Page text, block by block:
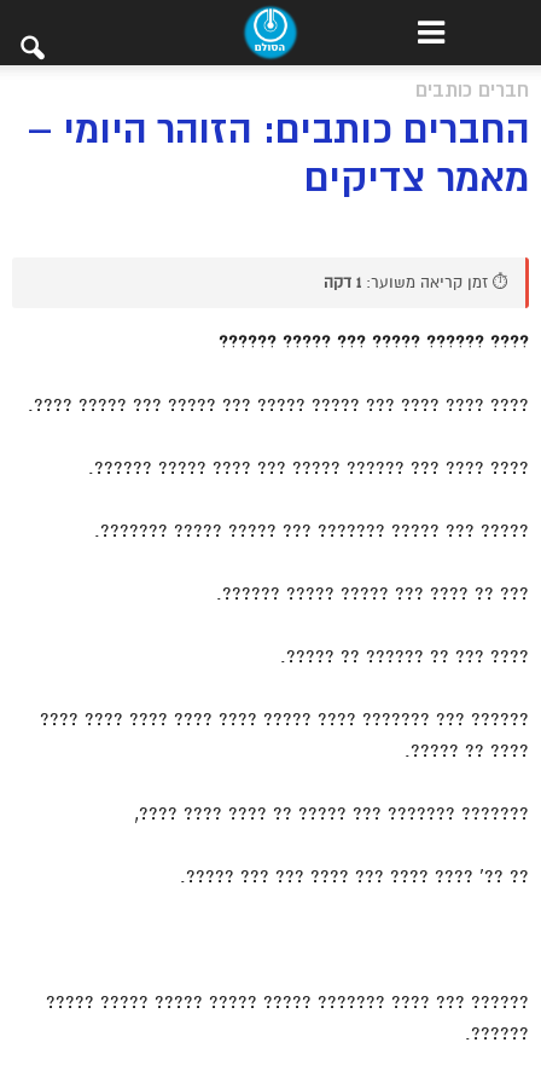
חברים כותבים
החברים כותבים: הזוהר היומי –
מאמר צדיקים
⏱️ זמן קריאה משוער: 1 דקה
???? ?????? ????? ??? ????? ??????
???? ???? ???? ??? ????? ????? ??? ????? ??? ????? ????.
???? ???? ??? ?????? ????? ??? ???? ????? ??????.
????? ??? ????? ??????? ??? ????? ????? ???????.
??? ?? ???? ??? ????? ????? ??????.
???? ??? ?? ?????? ?? ?????.
?????? ??? ??????? ???? ????? ???? ???? ???? ???? ????
???? ?? ?????.
??????? ??????? ??? ????? ?? ???? ???? ????,
?? ??’ ???? ???? ??? ???? ??? ??? ?????.
?????? ??? ???? ??????? ????? ????? ????? ????? ?????
??????.